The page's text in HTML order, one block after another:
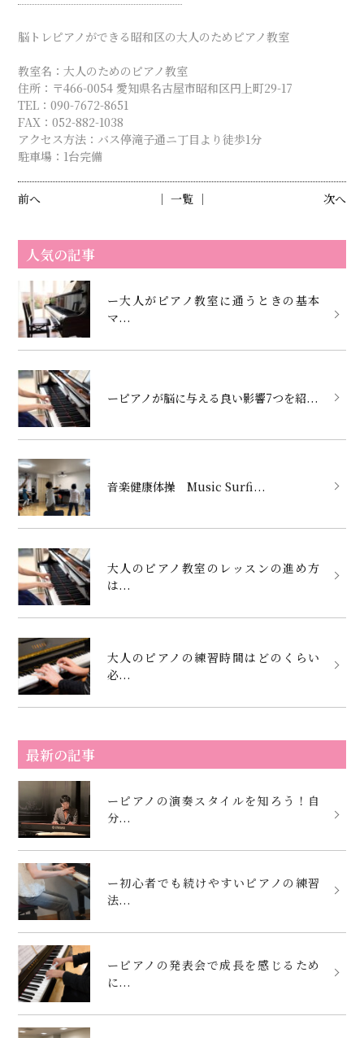
脳トレピアノができる昭和区の大人のためピアノ教室
教室名：大人のためのピアノ教室
住所：〒466-0054 愛知県名古屋市昭和区円上町29-17
TEL：090-7672-8651
FAX：052-882-1038
アクセス方法：バス停滝子通ニ丁目より徒歩1分
駐車場：1台完備
前へ 次へ
│ 一覧 │
人気の記事
ー大人がピアノ教室に通うときの基本
マ...
ーピアノが脳に与える良い影響7つを紹...
音楽健康体操 Music Surfi...
大人のピアノ教室のレッスンの進め方
は...
大人のピアノの練習時間はどのくらい
必...
最新の記事
ーピアノの演奏スタイルを知ろう！自
分...
ー初心者でも続けやすいピアノの練習
法...
ーピアノの発表会で成長を感じるため
に...